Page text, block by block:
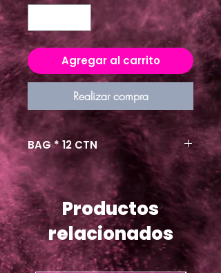
Agregar al carrito
Realizar compra
BAG * 12 CTN
Productos
relacionados